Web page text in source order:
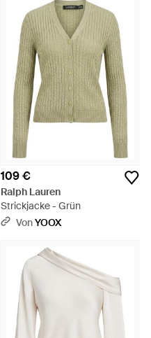
109 €
Ralph Lauren
Strickjacke - Grün
VonYOOX